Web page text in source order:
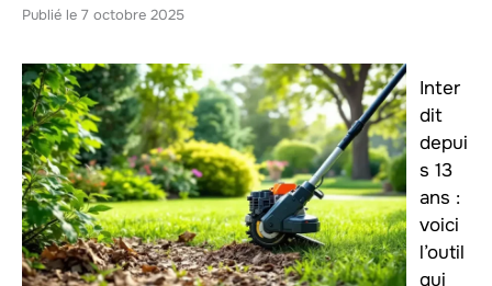
7 octobre 2025
Inter
dit
depui
s 13
ans :
voici
l’outil
qui